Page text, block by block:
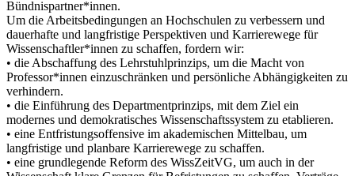
Bündnispartner*innen.
Um die Arbeitsbedingungen an Hochschulen zu verbessern und
dauerhafte und langfristige Perspektiven und Karrierewege für
Wissenschaftler*innen zu schaffen, fordern wir:
• die Abschaffung des Lehrstuhlprinzips, um die Macht von
Professor*innen einzuschränken und persönliche Abhängigkeiten zu
verhindern.
• die Einführung des Departmentprinzips, mit dem Ziel ein
modernes und demokratisches Wissenschaftssystem zu etablieren.
• eine Entfristungsoffensive im akademischen Mittelbau, um
langfristige und planbare Karrierewege zu schaffen.
• eine grundlegende Reform des WissZeitVG, um auch in der